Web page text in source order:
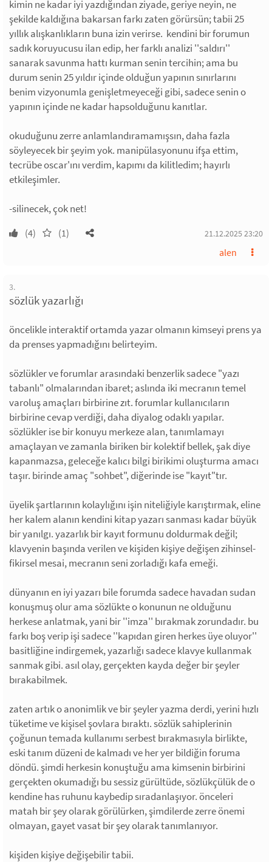
kimin ne kadar iyi yazdığından ziyade, geriye neyin, ne
şekilde kaldığına bakarsan farkı zaten görürsün; tabii 25
yıllık alışkanlıkların buna izin verirse. kendini bir forumun
sadık koruyucusu ilan edip, her farklı analizi ''saldırı''
sanarak savunma hattı kurman senin tercihin; ama bu
durum senin 25 yıldır içinde olduğun yapının sınırlarını
benim vizyonumla genişletmeyeceği gibi, sadece senin o
yapının içinde ne kadar hapsolduğunu kanıtlar.
okuduğunu zerre anlamlandıramamışsın, daha fazla
söyleyecek bir şeyim yok. manipülasyonunu ifşa ettim,
tecrübe oscar'ını verdim, kapımı da kilitledim; hayırlı
etkileşimler.
-silinecek, çok net!
(4) (1) 21.12.2025 23:20
alen
3.
sözlük yazarlığı
öncelikle interaktif ortamda yazar olmanın kimseyi prens ya
da prenses yapmadığını belirteyim.
sözlükler ve forumlar arasındaki benzerlik sadece "yazı
tabanlı" olmalarından ibaret; aslında iki mecranın temel
varoluş amaçları birbirine zıt. forumlar kullanıcıların
birbirine cevap verdiği, daha diyalog odaklı yapılar.
sözlükler ise bir konuyu merkeze alan, tanımlamayı
amaçlayan ve zamanla biriken bir kolektif bellek, şak diye
kapanmazsa, geleceğe kalıcı bilgi birikimi oluşturma amacı
taşır. birinde amaç "sohbet", diğerinde ise "kayıt"tır.
üyelik şartlarının kolaylığını işin niteliğiyle karıştırmak, eline
her kalem alanın kendini kitap yazarı sanması kadar büyük
bir yanılgı. yazarlık bir kayıt formunu doldurmak değil;
klavyenin başında verilen ve kişiden kişiye değişen zihinsel-
fikirsel mesai, mecranın seni zorladığı kafa emeği.
dünyanın en iyi yazarı bile forumda sadece havadan sudan
konuşmuş olur ama sözlükte o konunun ne olduğunu
herkese anlatmak, yani bir ''imza'' bırakmak zorundadır. bu
farkı boş verip işi sadece ''kapıdan giren herkes üye oluyor''
basitliğine indirgemek, yazarlığı sadece klavye kullanmak
sanmak gibi. asıl olay, gerçekten kayda değer bir şeyler
bırakabilmek.
zaten artık o anonimlik ve bir şeyler yazma derdi, yerini hızlı
tüketime ve kişisel şovlara bıraktı. sözlük sahiplerinin
çoğunun temada kullanımı serbest bırakmasıyla birlikte,
eski tanım düzeni de kalmadı ve her yer bildiğin foruma
döndü. şimdi herkesin konuştuğu ama kimsenin birbirini
gerçekten okumadığı bu sessiz gürültüde, sözlükçülük de o
kendine has ruhunu kaybedip sıradanlaşıyor. önceleri
matah bir şey olarak görülürken, şimdilerde zerre önemi
olmayan, gayet vasat bir şey olarak tanımlanıyor.
kişiden kişiye değişebilir tabii.